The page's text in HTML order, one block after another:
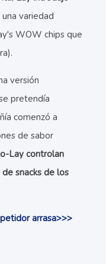
una variedad
WOW chips que
versión
pretendía
comenzó a
de sabor
Lay controlan
snacks de los
arrasa>>>